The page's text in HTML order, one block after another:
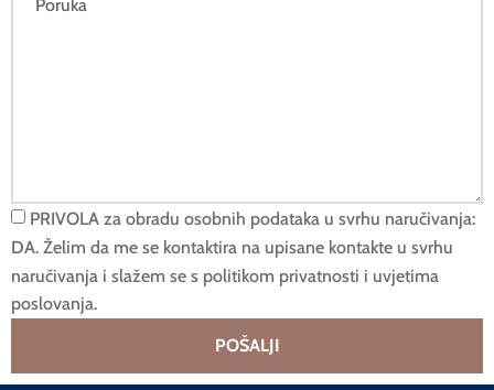
PRIVOLA za obradu osobnih podataka u svrhu naručivanja:
DA. Želim da me se kontaktira na upisane kontakte u svrhu
naručivanja i slažem se s politikom privatnosti i uvjetima
poslovanja.
POŠALJI